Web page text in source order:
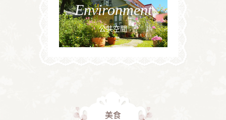
Environment
公共空間
美食